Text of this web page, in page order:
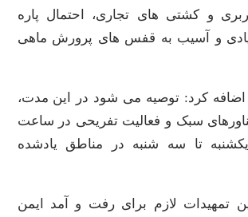
و کشتی های تجاری، احتمال پاره
و آسیب به قفس های پرورش ماهی
اضافه کرد: توصیه می شود در این مدت،
سبک و فعالیت تفریحی در ساعت
تا سه شنبه در مناطق یادشده
تمهیدات لازم برای رفت و آمد ایمن